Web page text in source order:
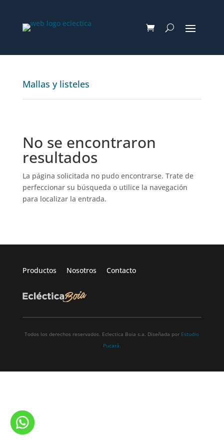
Mallas y listeles
No se encontraron
resultados
La página solicitada no pudo encontrarse. Trate de
perfeccionar su búsqueda o utilice la navegación
para localizar la entrada.
Productos Nosotros Contacto
Todos los derechos reservados. Eclectica Boia s.a. Diseñada por Estudio
Pucará.